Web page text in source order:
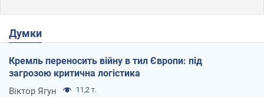
Думки
Кремль переносить війну в тил Європи: під
загрозою критична логістика
Віктор Ягун 11,2 т.